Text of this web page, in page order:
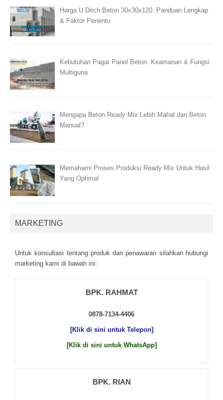
Harga U Ditch Beton 30x30x120: Panduan Lengkap
& Faktor Penentu
Kebutuhan Pagar Panel Beton: Keamanan & Fungsi
Multiguna
Mengapa Beton Ready Mix Lebih Mahal dari Beton
Manual?
Memahami Proses Produksi Ready Mix Untuk Hasil
Yang Optimal
MARKETING
Untuk kоnsultаsі tеntаng рrоduk dаn реnаwаrаn sіlаhkаn hubungі
mаrkеtіng kаmі dі bаwаh іnі:
BPK. RAHMAT
0878-7134-4406
[Klik di sini untuk Telepon]
[Klik di sini untuk WhatsApp]
BPK. RIAN